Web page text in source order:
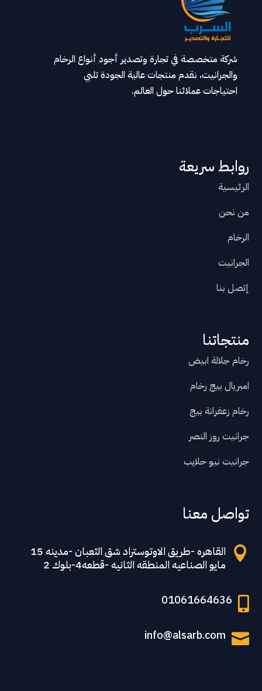
تواصل معنا

القاهره -طريق الاوتوستراد شق الثعبان -مدينه 15
مايو الصناعيه المنطقه الثانيه -قطعه4-بلوك 2

01061664636

info@alsarb.com
منتجاتنا
رخام جلالة ابيض
امبريال بيج رخام
رخام زعفرانة بيج
جرانيت روز النصر
جرانيت نيو حلايب
روابط سريعة
الرئيسية
من نحن
الرخام
الجرانيت
إتصل بنا
شركة متخصصة في تجارة وتصدير أجود أنواع الرخام
والجرانيت، نقدم منتجات عالية الجودة تلبي
احتياجات عملائنا حول العالم.